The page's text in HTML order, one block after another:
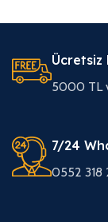
Ücretsiz
5000 TL
7/24
0552 318